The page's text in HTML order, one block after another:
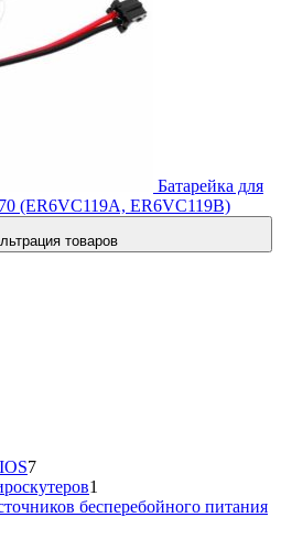
Батарейка для
(ER6VC119A, ER6VC119B)
товаров
77
товаров1
товар
бесперебойного питания